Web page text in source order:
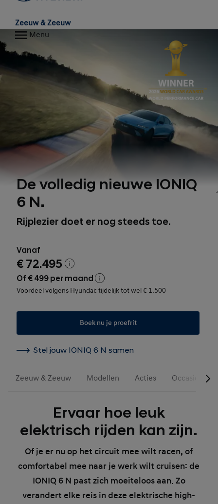
Zeeuw & Zeeuw
Menu
De volledig nieuwe IONIQ
6 N.
Rijplezier doet er nog steeds toe.
Vanaf
€ 72.495
Of € 499 per maand
Voordeel volgens Hyundai: tijdelijk tot wel € 1.500
Boek nu je proefrit
Stel jouw IONIQ 6 N samen
Zeeuw & Zeeuw Modellen Acties Occasions
Ervaar hoe leuk
elektrisch rijden kan zijn.
Of je er nu op het circuit mee wilt racen, of
comfortabel mee naar je werk wilt cruisen: de
IONIQ 6 N past zich moeiteloos aan. Zo
verandert elke reis in deze elektrische high-